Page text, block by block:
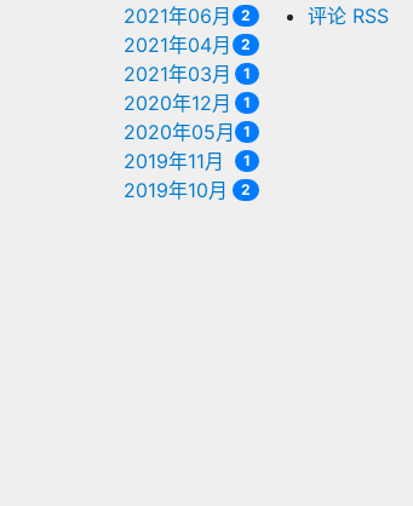
2021年06月 2
2021年04月 2
2021年03月 1
2020年12月 1
2020年05月 1
2019年11月 1
2019年10月 2
评论 RSS